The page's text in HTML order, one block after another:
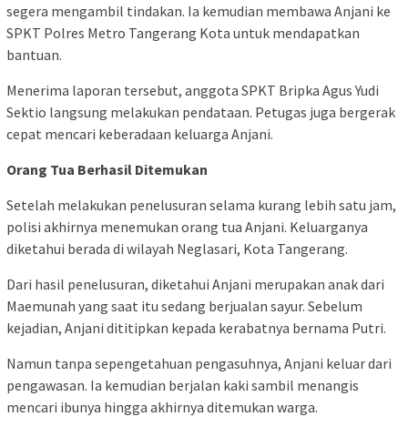
segera mengambil tindakan. Ia kemudian membawa Anjani ke
SPKT Polres Metro Tangerang Kota untuk mendapatkan
bantuan.
Menerima laporan tersebut, anggota SPKT Bripka Agus Yudi
Sektio langsung melakukan pendataan. Petugas juga bergerak
cepat mencari keberadaan keluarga Anjani.
Orang Tua Berhasil Ditemukan
Setelah melakukan penelusuran selama kurang lebih satu jam,
polisi akhirnya menemukan orang tua Anjani. Keluarganya
diketahui berada di wilayah Neglasari, Kota Tangerang.
Dari hasil penelusuran, diketahui Anjani merupakan anak dari
Maemunah yang saat itu sedang berjualan sayur. Sebelum
kejadian, Anjani dititipkan kepada kerabatnya bernama Putri.
Namun tanpa sepengetahuan pengasuhnya, Anjani keluar dari
pengawasan. Ia kemudian berjalan kaki sambil menangis
mencari ibunya hingga akhirnya ditemukan warga.